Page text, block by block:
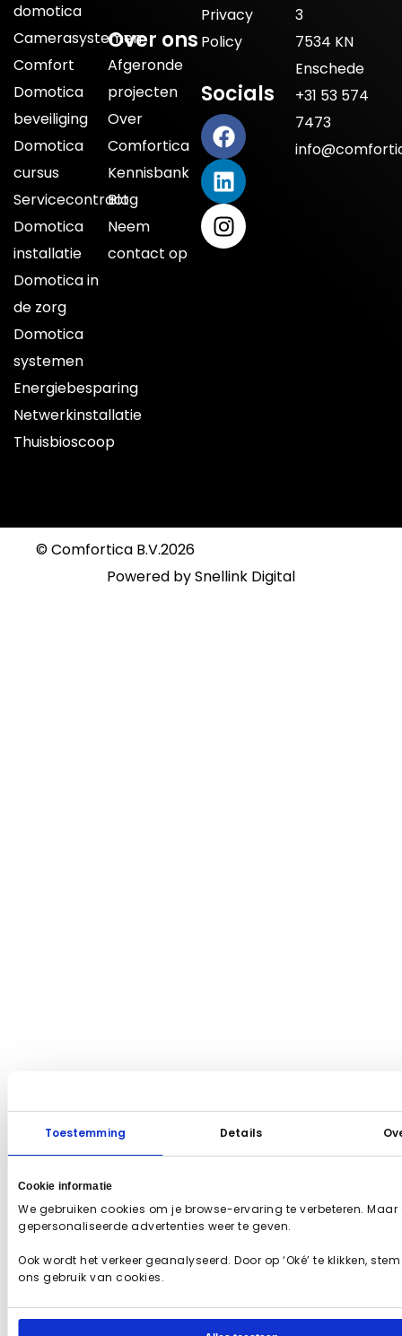
Toestemming Details
Cookie informatie
We gebruiken cookies om je browse-ervaring te verbeteren. Maar
gepersonaliseerde advertenties weer te geven.
Ook wordt het verkeer geanalyseerd. Door op ‘Oké’ te klikken,
ons gebruik van cookies.
domotica
Camerasystemen
Comfort
Domotica
beveiliging
Domotica
cursus
Servicecontract
Domotica
installatie
Domotica in
de zorg
Domotica
systemen
Energiebesparing
Netwerkinstallatie
Thuisbioscoop
Over ons
Afgeronde
projecten
Over
Comfortica
Kennisbank
Blog
Neem
contact op
Privacy
Policy
Socials
3
7534 KN
Enschede
+31 53 574
7473
© Comfortica B.V.2026
Powered bySnellink Digital